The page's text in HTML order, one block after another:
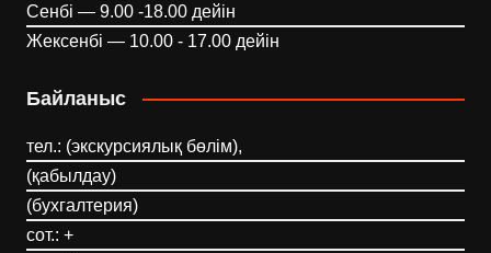
Сенбі — 9.00 -18.00 дейін
Жексенбі — 10.00 - 17.00 дейін
Байланыс
тел.: (экскурсиялық бөлім),
(қабылдау)
(бухгалтерия)
сот.: +